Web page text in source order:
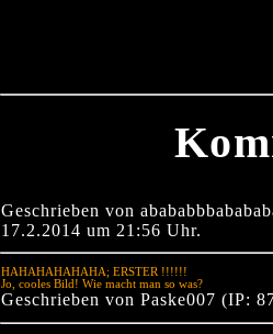
Geschrieben von
17.2.2014 um 21:56 Uhr.
HAHAHAHAHAHA; ERSTER !!!!!!
Jo, cooles Bild! Wie macht man so was?
Geschrieben von Paske007 (IP: